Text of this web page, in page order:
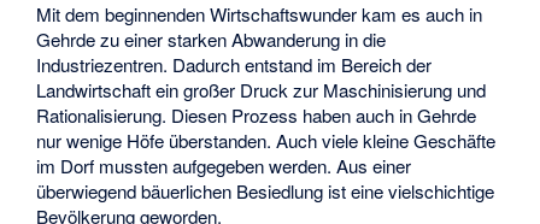
Mit dem beginnenden Wirtschaftswunder kam es auch in
Gehrde zu einer starken Abwanderung in die
Industriezentren. Dadurch entstand im Bereich der
Landwirtschaft ein großer Druck zur Maschinisierung und
Rationalisierung. Diesen Prozess haben auch in Gehrde
nur wenige Höfe überstanden. Auch viele kleine Geschäfte
im Dorf mussten aufgegeben werden. Aus einer
überwiegend bäuerlichen Besiedlung ist eine vielschichtige
Bevölkerung geworden.